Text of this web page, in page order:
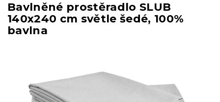
Bavlněné prostěradlo SLUB
140x240 cm světle šedé, 100%
bavlna